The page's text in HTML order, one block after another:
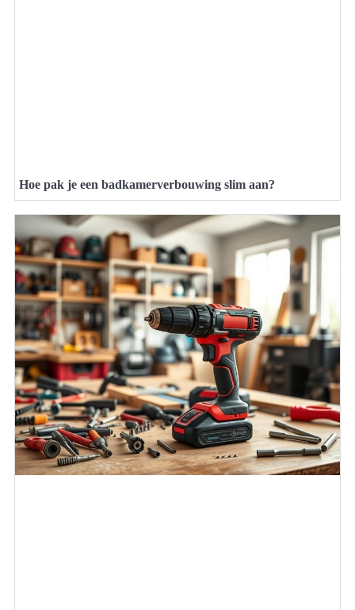
Hoe pak je een badkamerverbouwing slim aan?